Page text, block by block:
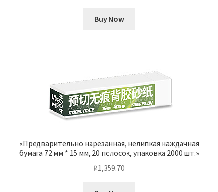
Buy Now
«Предварительно нарезанная, нелипкая наждачная
бумага 72 мм * 15 мм, 20 полосок, упаковка 2000 шт.»
₽1,359.70